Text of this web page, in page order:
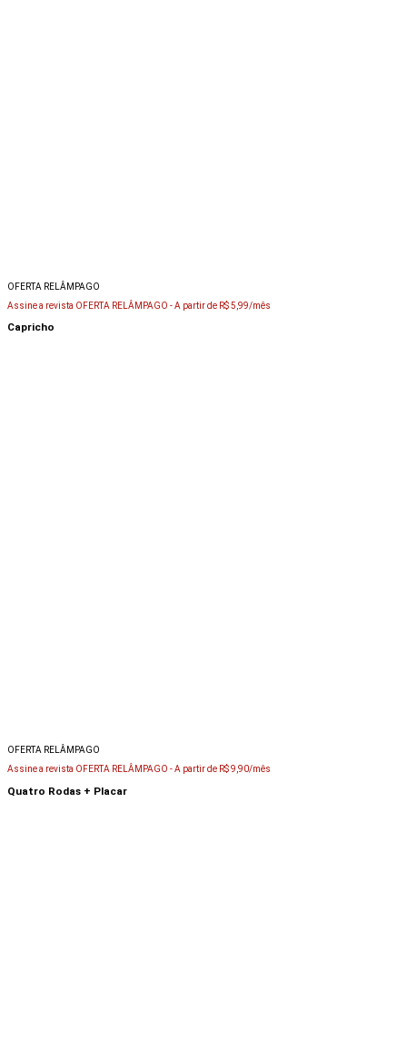
OFERTA RELÂMPAGO
Assine a revista OFERTA RELÂMPAGO -A partir de R$ 5,99/mês
Capricho
OFERTA RELÂMPAGO
Assine a revista OFERTA RELÂMPAGO -A partir de R$ 9,90/mês
Quatro Rodas + Placar